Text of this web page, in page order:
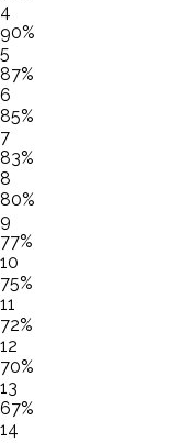
4
90%
5
87%
6
85%
7
83%
8
80%
9
77%
10
75%
11
72%
12
70%
13
67%
14